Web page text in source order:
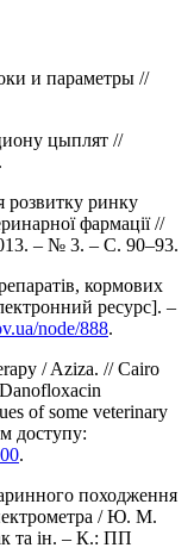
и параметры //
цыплят //
розвитку ринку
фармації //
– № 3. – С. 90–93.
кормових
ресурс]. –
node/888.
/ Aziza. // Cairo
of some veterinary
доступу:
.
походження
/ Ю. М.
та ін. – К.: ПП